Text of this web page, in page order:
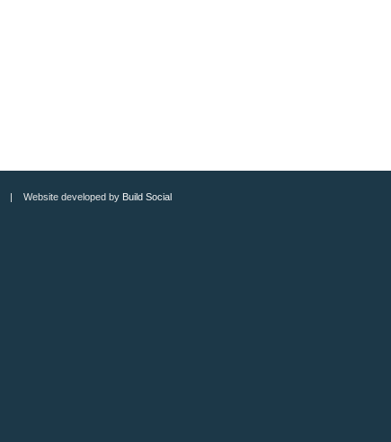
| Website developed by Build Social